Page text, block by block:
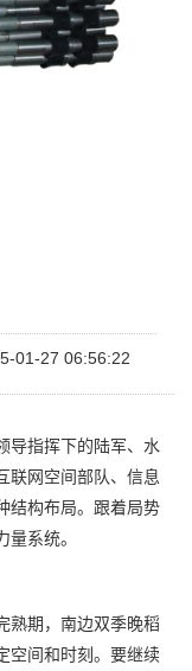
01-27 06:56:22
指挥下的陆军、水
联网空间部队、信息
结构布局。跟着局势
系统。
期，南边双季晚稻
空间和时刻。要继续